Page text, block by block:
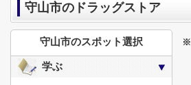
守山市のドラッグストア
※
守山市のスポット選択
学ぶ